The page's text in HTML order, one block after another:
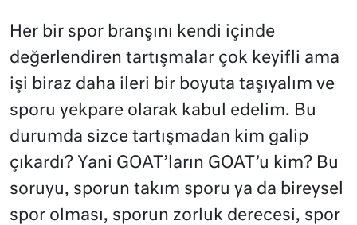
Her bir spor branşını kendi içinde
değerlendiren tartışmalar çok keyifli ama
işi biraz daha ileri bir boyuta taşıyalım ve
sporu yekpare olarak kabul edelim. Bu
durumda sizce tartışmadan kim galip
çıkardı? Yani GOAT’ların GOAT’u kim? Bu
soruyu, sporun takım sporu ya da bireysel
spor olması, sporun zorluk derecesi, spor